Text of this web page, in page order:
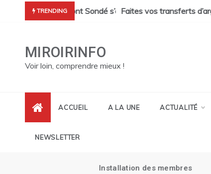
TRENDING
de Pont Sondé s’alourdit| La police s’attaque aux
Faites vos transferts d’argent Haïti
MIROIRINFO
Voir loin, comprendre mieux !
ACCUEIL A LA UNE ACTUALITÉ
NEWSLETTER
Installation des membres